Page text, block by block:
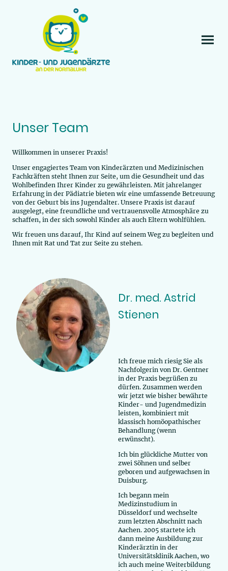
Unser Team
Willkommen in unserer Praxis!
Unser engagiertes Team von Kinderärzten und Medizinischen
Fachkräften steht Ihnen zur Seite, um die Gesundheit und das
Wohlbefinden Ihrer Kinder zu gewährleisten. Mit jahrelanger
Erfahrung in der Pädiatrie bieten wir eine umfassende Betreuung
von der Geburt bis ins Jugendalter. Unsere Praxis ist darauf
ausgelegt, eine freundliche und vertrauensvolle Atmosphäre zu
schaffen, in der sich sowohl Kinder als auch Eltern wohlfühlen.
Wir freuen uns darauf, Ihr Kind auf seinem Weg zu begleiten und
Ihnen mit Rat und Tat zur Seite zu stehen.
Dr. med. Astrid
Stienen
Ich freue mich riesig Sie als
Nachfolgerin von Dr. Gentner
in der Praxis begrüßen zu
dürfen. Zusammen werden
wir jetzt wie bisher bewährte
Kinder- und Jugendmedizin
leisten, kombiniert mit
klassisch homöopathischer
Behandlung (wenn
erwünscht).
Ich bin glückliche Mutter von
zwei Söhnen und selber
geboren und aufgewachsen in
Duisburg.
Ich begann mein
Medizinstudium in
Düsseldorf und wechselte
zum letzten Abschnitt nach
Aachen. 2005 startete ich
dann meine Ausbildung zur
Kinderärztin in der
Universitätsklinik Aachen, wo
ich auch meine Weiterbildung